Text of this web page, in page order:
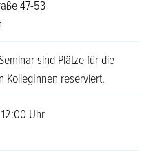
47-53
sind Plätze für die
KollegInnen reserviert.
Uhr